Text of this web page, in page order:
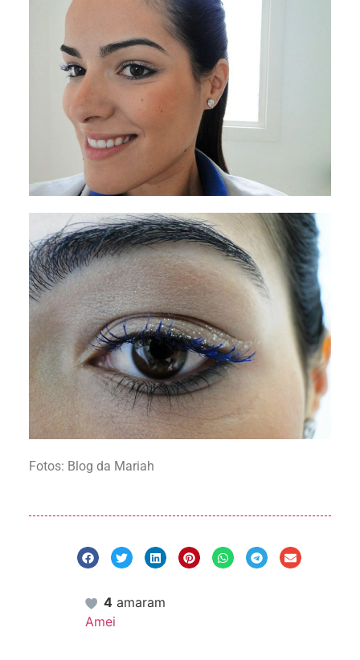
Fotos: Blog da Mariah
4 amaram
Amei